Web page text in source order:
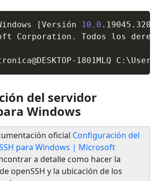
[Versión 10.0 .19045.3208
Corporation. Todos los
1801MLQ C: \Users
del servidor
Windows
oficial Configuración del
para Windows | Microsoft
a detalle como hacer la
openSSH y la ubicación de los